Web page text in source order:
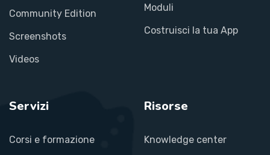
Community Edition
Screenshots
Videos
Moduli
Costruisci la tua App
Servizi
Corsi e formazione
Risorse
Knowledge center